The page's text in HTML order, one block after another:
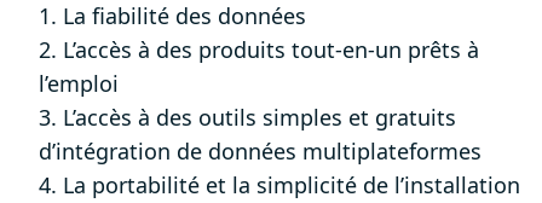
1. La fiabilité des données
2. L’accès à des produits tout-en-un prêts à
l’emploi
3. L’accès à des outils simples et gratuits
d’intégration de données multiplateformes
4. La portabilité et la simplicité de l’installation